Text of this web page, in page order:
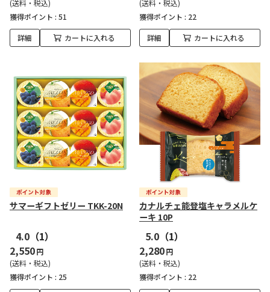
(送料・税込)
獲得ポイント : 51
詳細 カートに入れる
(送料・税込)
獲得ポイント : 22
詳細 カートに入れる
サマーギフトゼリー TKK-20N
4.0 （1）
2,550円
(送料・税込)
獲得ポイント : 25
カナルチェ能登塩キャラメルケ
ーキ 10P
5.0 （1）
2,280円
(送料・税込)
獲得ポイント : 22